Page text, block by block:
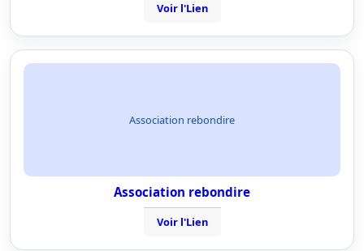
Voir l'Lien
Association rebondire
Association rebondire
Voir l'Lien